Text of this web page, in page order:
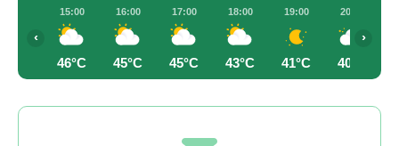
15:00
46°C
16:00
45°C
17:00
45°C
18:00
43°C
19:00
41°C
20:00
40°C
‹ ›